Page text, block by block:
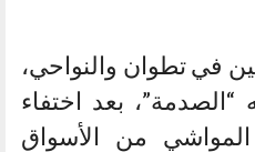
في تطوان والنواحي،
“الصدمة”، بعد اختفاء
من الأسواق